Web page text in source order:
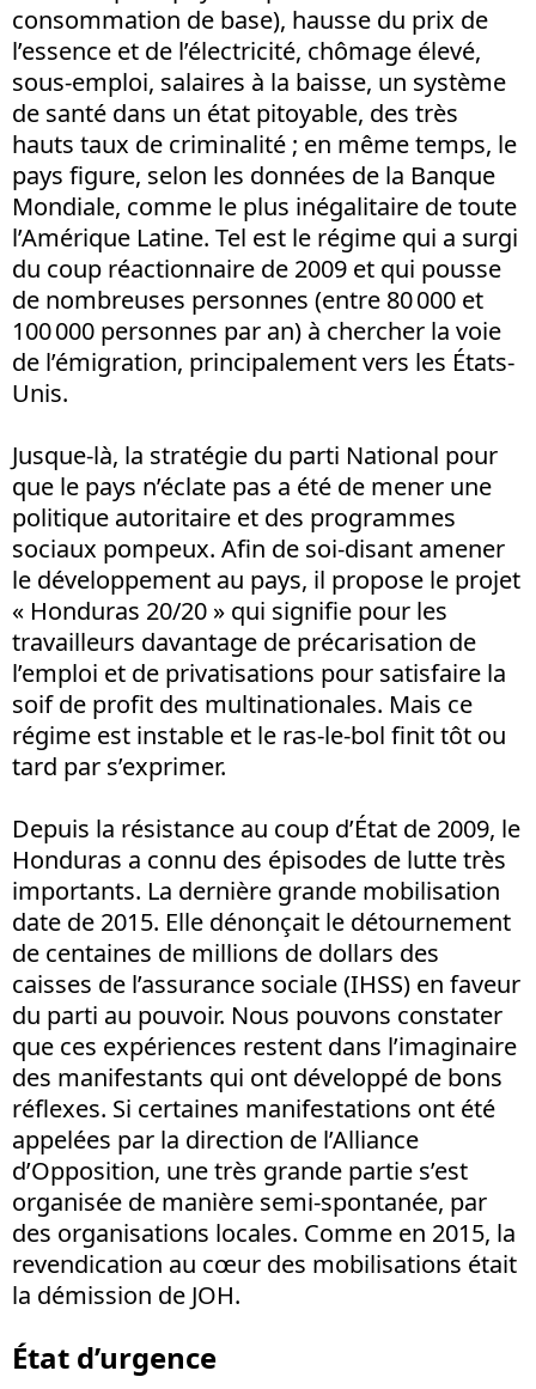
consommation de base), hausse du prix de
l’essence et de l’électricité, chômage élevé,
sous-emploi, salaires à la baisse, un système
de santé dans un état pitoyable, des très
hauts taux de criminalité ; en même temps, le
pays figure, selon les données de la Banque
Mondiale, comme le plus inégalitaire de toute
l’Amérique Latine. Tel est le régime qui a surgi
du coup réactionnaire de 2009 et qui pousse
de nombreuses personnes (entre 80 000 et
100 000 personnes par an) à chercher la voie
de l’émigration, principalement vers les États-
Unis.
Jusque-là, la stratégie du parti National pour
que le pays n’éclate pas a été de mener une
politique autoritaire et des programmes
sociaux pompeux. Afin de soi-disant amener
le développement au pays, il propose le projet
« Honduras 20/20 » qui signifie pour les
travailleurs davantage de précarisation de
l’emploi et de privatisations pour satisfaire la
soif de profit des multinationales. Mais ce
régime est instable et le ras-le-bol finit tôt ou
tard par s’exprimer.
Depuis la résistance au coup d’État de 2009, le
Honduras a connu des épisodes de lutte très
importants. La dernière grande mobilisation
date de 2015. Elle dénonçait le détournement
de centaines de millions de dollars des
caisses de l’assurance sociale (IHSS) en faveur
du parti au pouvoir. Nous pouvons constater
que ces expériences restent dans l’imaginaire
des manifestants qui ont développé de bons
réflexes. Si certaines manifestations ont été
appelées par la direction de l’Alliance
d’Opposition, une très grande partie s’est
organisée de manière semi-spontanée, par
des organisations locales. Comme en 2015, la
revendication au cœur des mobilisations était
la démission de JOH.
État d’urgence